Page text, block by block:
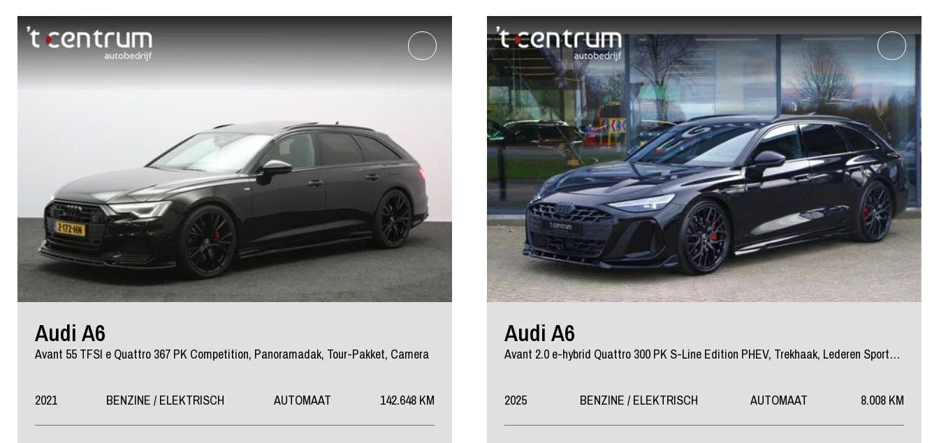
Audi A6
Avant 55 TFSI e Quattro 367 PK Competition, Panoramadak, Tour-Pakket, Camera
2021 BENZINE / ELEKTRISCH AUTOMAAT 142.648 KM
Audi A6
Avant 2.0 e-hybrid Quattro 300 PK S-Line Edition PHEV, Trekhaak, Lederen Sportstoelen, Tech Plus, 21" LM, Adap. Cruise Control
2025 BENZINE / ELEKTRISCH AUTOMAAT 8.008 KM